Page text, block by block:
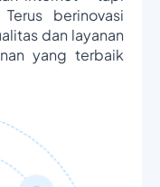
berinovasi
dan layanan
yang terbaik